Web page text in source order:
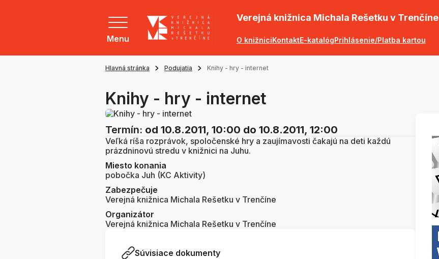
Menu
Verejná knižnica Michala Rešetku v Trenčíne
O knižniciKontaktE-katalógPrihlásenie/Platba kartou
Hlavná stránka Podujatia Knihy - hry - internet
Knihy - hry - internet
Termín: od 10.8.2011, 10:00 do 10.8.2011, 12:00
Veľká ríša rozprávok, spoločenské hry a zaujímavosti čakajú na deti každú
prázdninovú stredu v knižnici na Juhu.
Miesto konania
pobočka Juh (KC Aktivity)
Zabezpečuje
Verejná knižnica Michala Rešetku v Trenčíne
Organizátor
Verejná knižnica Michala Rešetku v Trenčíne
Súvisiace dokumenty